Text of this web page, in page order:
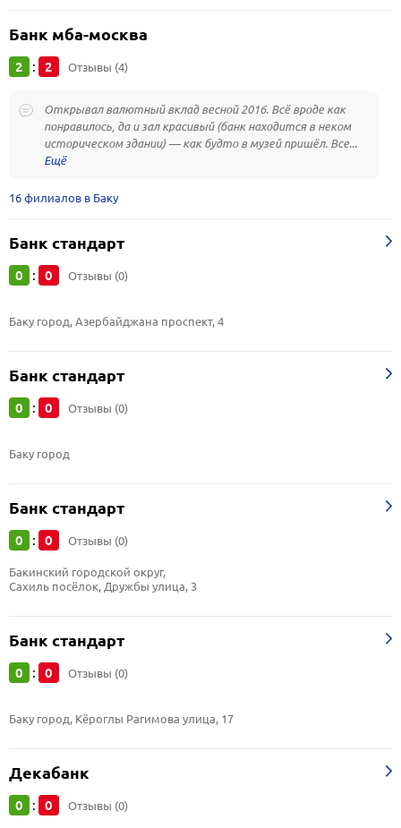
Банк мба-москва
2 : 2 Отзывы (4)
Открывал валютный вклад весной 2016. Всё вроде как
понравилось, да и зал красивый (банк находится в неком
историческом здании) — как будто в музей пришёл. Все...
16 филиалов в Баку
Банк стандарт
0 : 0 Отзывы (0)
Баку город, Азербайджана проспект, 4
Банк стандарт
0 : 0 Отзывы (0)
Баку город
Банк стандарт
0 : 0 Отзывы (0)
Бакинский городской округ,
Сахиль посёлок, Дружбы улица, 3
Банк стандарт
0 : 0 Отзывы (0)
Баку город, Кёроглы Рагимова улица, 17
Декабанк
0 : 0 Отзывы (0)